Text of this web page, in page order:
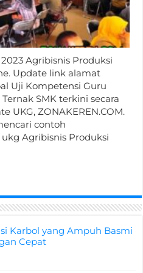
Agribisnis Produksi
Update link alamat
Uji Kompetensi Guru
SMK terkini secara
UKG, ZONAKEREN.COM.
contoh
Agribisnis Produksi
Karbol yang Ampuh Basmi
Cepat